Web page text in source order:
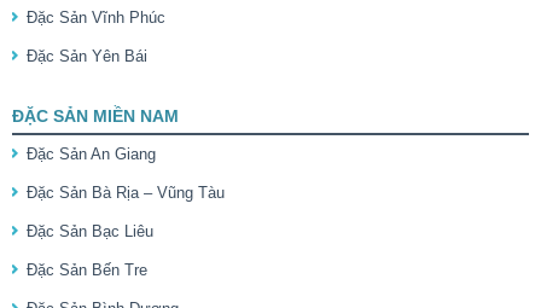
Đặc Sản Vĩnh Phúc
Đặc Sản Yên Bái
ĐẶC SẢN MIỀN NAM
Đặc Sản An Giang
Đặc Sản Bà Rịa – Vũng Tàu
Đặc Sản Bạc Liêu
Đặc Sản Bến Tre